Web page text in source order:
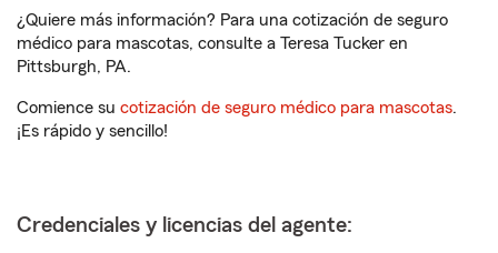
¿Quiere más información? Para una cotización de seguro
médico para mascotas, consulte a Teresa Tucker en
Pittsburgh, PA.
Comience su cotización de seguro médico para mascotas.
¡Es rápido y sencillo!
Credenciales y licencias del agente: